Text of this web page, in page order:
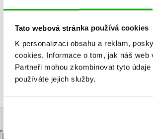
Tato webová stránka používá cookies
K personalizaci obsahu a reklam,
cookies. Informace o tom, jak náš
Partneři mohou zkombinovat tyto
používáte jejich služby.